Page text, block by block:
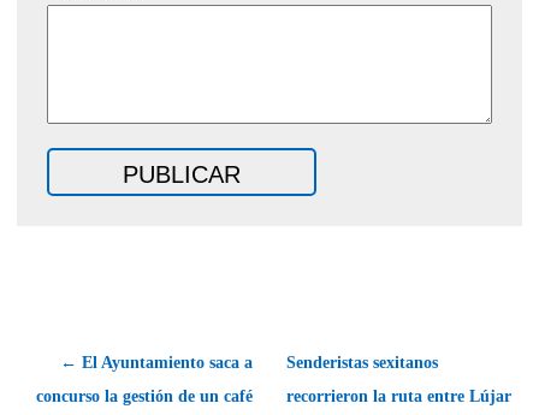
← El Ayuntamiento saca a
concurso la gestión de un café
Senderistas sexitanos
recorrieron la ruta entre Lújar